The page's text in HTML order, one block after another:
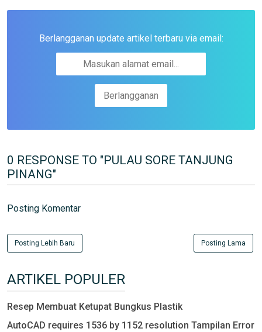
Berlangganan update artikel terbaru via email:
0 RESPONSE TO "PULAU SORE TANJUNG
PINANG"
Posting Komentar
Posting Lebih Baru Posting Lama
ARTIKEL POPULER
Resep Membuat Ketupat Bungkus Plastik
AutoCAD requires 1536 by 1152 resolution Tampilan Error